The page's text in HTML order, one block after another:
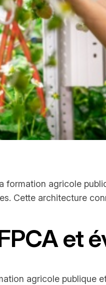
formation agricole
Cette architecture
et
agricole publique